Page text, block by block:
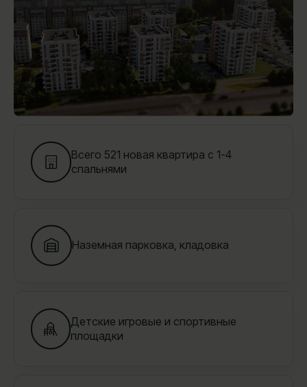
Всего 521 новая квартира с 1-4
спальнями
Наземная парковка, кладовка
Детские игровые и спортивные
площадки